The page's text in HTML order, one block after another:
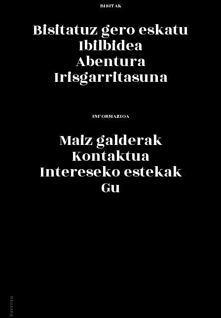
Sarrera
BISITAK
Bisitatuz gero eskatu
Ibilbidea
Abentura
Irisgarritasuna
INFORMAZIOA
Maiz galderak
Kontaktua
Intereseko estekak
Gu